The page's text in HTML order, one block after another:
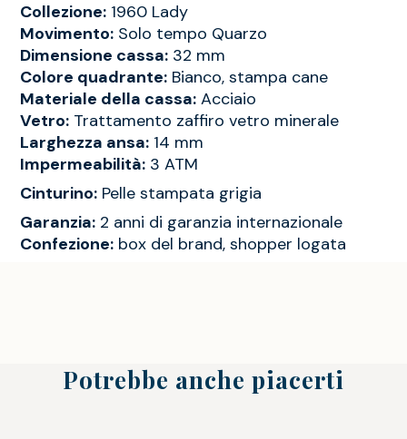
Collezione: 1960 Lady
Movimento: Solo tempo Quarzo
Dimensione cassa: 32 mm
Colore quadrante: Bianco, stampa cane
Materiale della cassa: Acciaio
Vetro: Trattamento zaffiro vetro minerale
Larghezza ansa: 14 mm
Impermeabilità: 3 ATM
Cinturino: Pelle stampata grigia
Garanzia: 2 anni di garanzia internazionale
Confezione: box del brand, shopper logata
Potrebbe anche piacerti